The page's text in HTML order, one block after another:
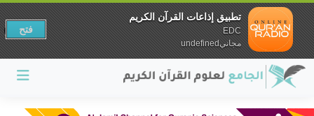
تطبيق إذاعات القرآن الكريم
EDC
مجانيundefined
فتح